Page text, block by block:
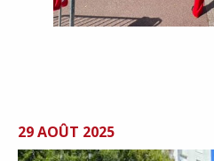
29 AOÛT 2025